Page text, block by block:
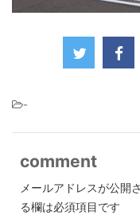
-
comment
メールアドレスが公開
る欄は必須項目です